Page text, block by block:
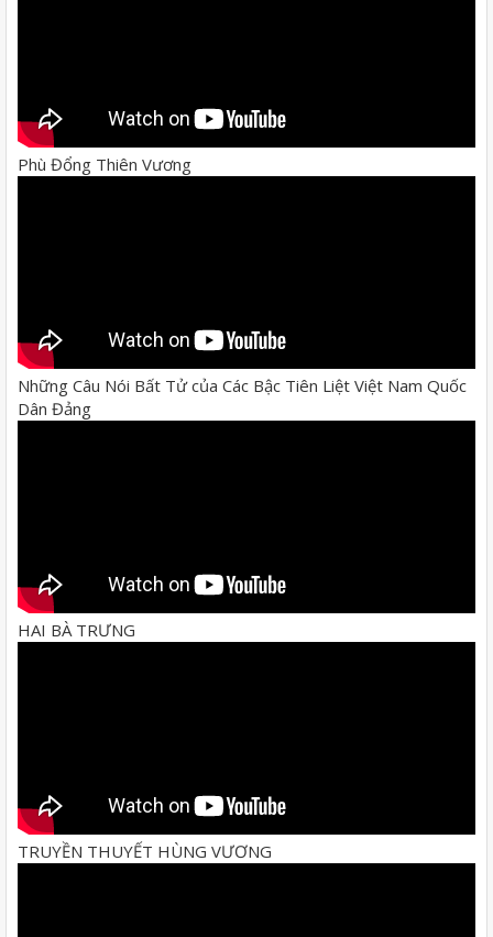
Phù Đổng Thiên Vương
Những Câu Nói Bất Tử của Các Bậc Tiên Liệt Việt Nam Quốc
Dân Đảng
HAI BÀ TRƯNG
TRUYỀN THUYẾT HÙNG VƯƠNG